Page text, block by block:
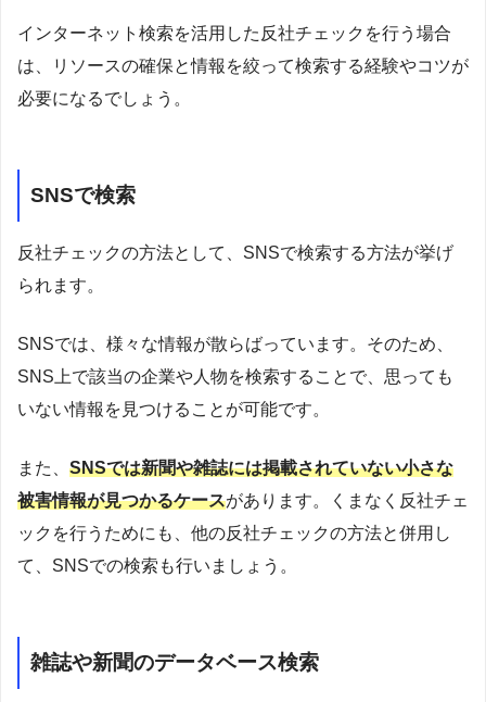
インターネット検索を活用した反社チェックを行う場合
は、リソースの確保と情報を絞って検索する経験やコツが
必要になるでしょう。
SNSで検索
反社チェックの方法として、SNSで検索する方法が挙げ
られます。
SNSでは、様々な情報が散らばっています。そのため、
SNS上で該当の企業や人物を検索することで、思っても
いない情報を見つけることが可能です。
また、 SNSでは新聞や雑誌には掲載されていない小さな
被害情報が見つかるケースがあります。くまなく反社チェ
ックを行うためにも、他の反社チェックの方法と併用し
て、SNSでの検索も行いましょう。
雑誌や新聞のデータベース検索